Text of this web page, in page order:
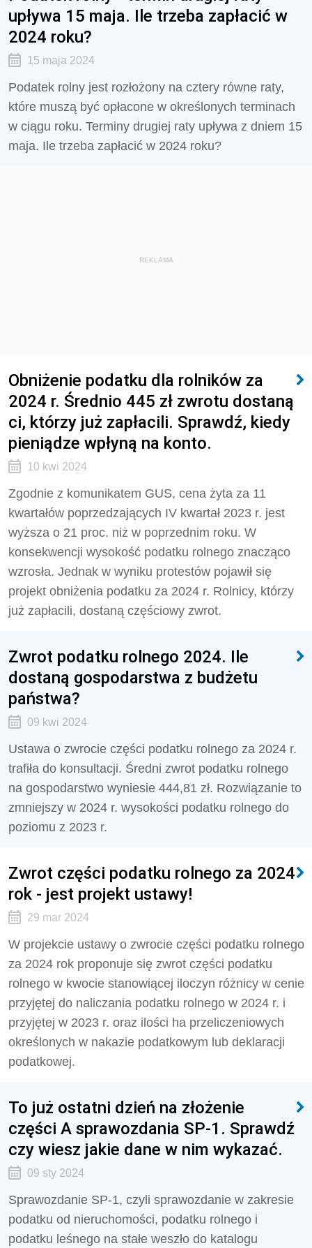
upływa 15 maja. Ile trzeba zapłacić w
2024 roku?
15 maja 2024
Podatek rolny jest rozłożony na cztery równe raty,
które muszą być opłacone w określonych terminach
w ciągu roku. Terminy drugiej raty upływa z dniem 15
maja. Ile trzeba zapłacić w 2024 roku?
REKLAMA
Obniżenie podatku dla rolników za
2024 r. Średnio 445 zł zwrotu dostaną
ci, którzy już zapłacili. Sprawdź, kiedy
pieniądze wpłyną na konto.
10 kwi 2024
Zgodnie z komunikatem GUS, cena żyta za 11
kwartałów poprzedzających IV kwartał 2023 r. jest
wyższa o 21 proc. niż w poprzednim roku. W
konsekwencji wysokość podatku rolnego znacząco
wzrosła. Jednak w wyniku protestów pojawił się
projekt obniżenia podatku za 2024 r. Rolnicy, którzy
już zapłacili, dostaną częściowy zwrot.
Zwrot podatku rolnego 2024. Ile
dostaną gospodarstwa z budżetu
państwa?
09 kwi 2024
Ustawa o zwrocie części podatku rolnego za 2024 r.
trafiła do konsultacji. Średni zwrot podatku rolnego
na gospodarstwo wyniesie 444,81 zł. Rozwiązanie to
zmniejszy w 2024 r. wysokości podatku rolnego do
poziomu z 2023 r.
Zwrot części podatku rolnego za 2024
rok - jest projekt ustawy!
29 mar 2024
W projekcie ustawy o zwrocie części podatku rolnego
za 2024 rok proponuje się zwrot części podatku
rolnego w kwocie stanowiącej iloczyn różnicy w cenie
przyjętej do naliczania podatku rolnego w 2024 r. i
przyjętej w 2023 r. oraz ilości ha przeliczeniowych
określonych w nakazie podatkowym lub deklaracji
podatkowej.
To już ostatni dzień na złożenie
części A sprawozdania SP-1. Sprawdź
czy wiesz jakie dane w nim wykazać.
09 sty 2024
Sprawozdanie SP-1, czyli sprawozdanie w zakresie
podatku od nieruchomości, podatku rolnego i
podatku leśnego na stałe weszło do katalogu